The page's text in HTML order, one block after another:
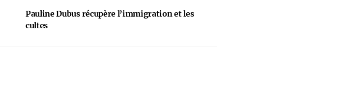
Pauline Dubus récupère l’immigration et les
cultes